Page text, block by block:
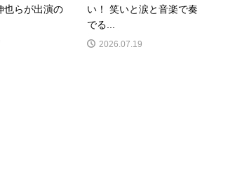
也らが出演の
い！ 笑いと涙と音楽で奏
でる...
2026.07.19